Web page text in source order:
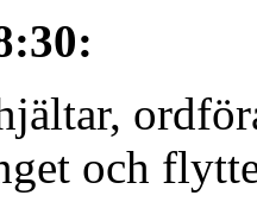
:
och